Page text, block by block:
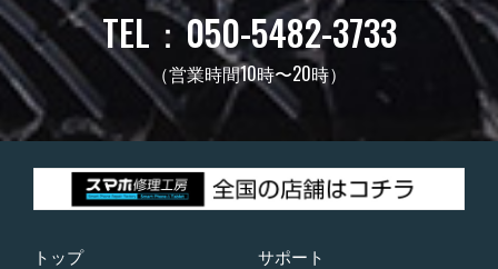
TEL：050-5482-3733
（営業時間10時〜20時）
トップ サポート